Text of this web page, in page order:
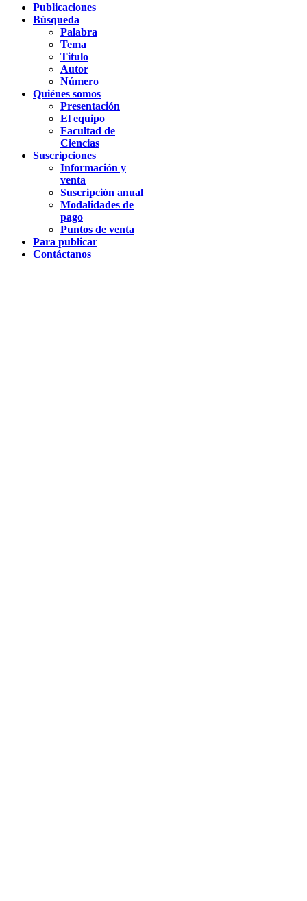
Publicaciones
Búsqueda
Palabra
Tema
Titulo
Autor
Número
Quiénes somos
Presentación
El equipo
Facultad de
Ciencias
Suscripciones
Información y
venta
Suscripción anual
Modalidades de
pago
Puntos de venta
Para publicar
Contáctanos